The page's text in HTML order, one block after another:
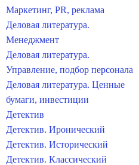
Маркетинг, PR, реклама
Деловая литература.
Менеджмент
Деловая литература.
Управление, подбор персонала
Деловая литература. Ценные
бумаги, инвестиции
Детектив
Детектив. Иронический
Детектив. Исторический
Детектив. Классический